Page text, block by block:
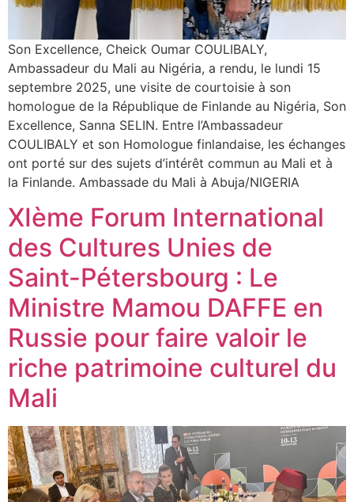
Son Excellence, Cheick Oumar COULIBALY,
Ambassadeur du Mali au Nigéria, a rendu, le lundi 15
septembre 2025, une visite de courtoisie à son
homologue de la République de Finlande au Nigéria, Son
Excellence, Sanna SELIN. Entre l’Ambassadeur
COULIBALY et son Homologue finlandaise, les échanges
ont porté sur des sujets d’intérêt commun au Mali et à
la Finlande. Ambassade du Mali à Abuja/NIGERIA
XIème Forum International
des Cultures Unies de
Saint-Pétersbourg : Le
Ministre Mamou DAFFE en
Russie pour faire valoir le
riche patrimoine culturel du
Mali